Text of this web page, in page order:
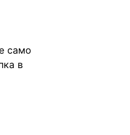
само
в